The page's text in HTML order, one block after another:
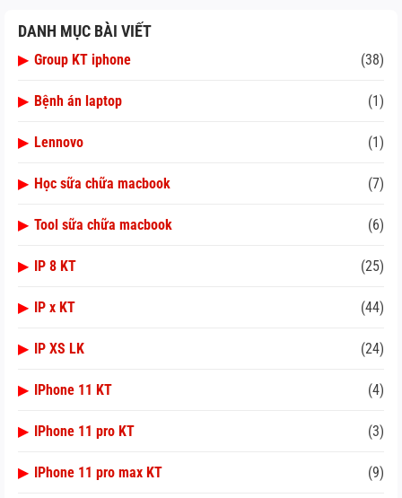
DANH MỤC BÀI VIẾT
▶ Group KT iphone (38)
▶ Bệnh án laptop (1)
▶ Lennovo (1)
▶ Học sữa chữa macbook (7)
▶ Tool sữa chữa macbook (6)
▶ IP 8 KT (25)
▶ IP x KT (44)
▶ IP XS LK (24)
▶ IPhone 11 KT (4)
▶ IPhone 11 pro KT (3)
▶ IPhone 11 pro max KT (9)